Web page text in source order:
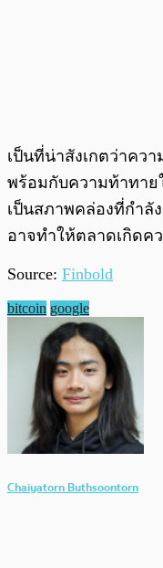
เป็นที่น่าสังเกตว่าคว
พร้อมกับความท้าทาย
เป็นสภาพคล่องที่กำลั
อาจทำให้ตลาดเกิดค
Source: Finbold
bitcoin google
Chaiyatorn Buthsoontorn